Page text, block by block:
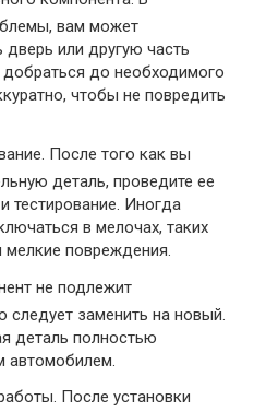
вам может
дверь или другую часть
до необходимого
чтобы не повредить
После того как вы
деталь, проведите ее
тестирование. Иногда
в мелочах, таких
мелкие повреждения.
не подлежит
следует заменить на новый.
деталь полностью
автомобилем.
После установки